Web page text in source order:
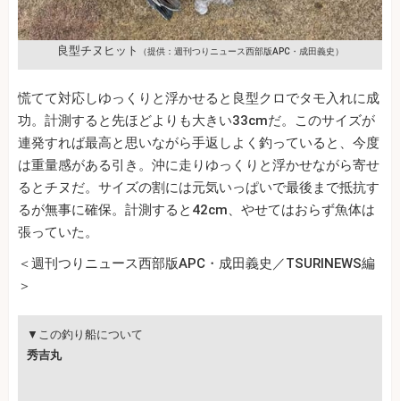
良型チヌヒット （提供：週刊つりニュース西部版APC・成田義史）
慌てて対応しゆっくりと浮かせると良型クロでタモ入れに成
功。計測すると先ほどよりも大きい33cmだ。このサイズが
連発すれば最高と思いながら手返しよく釣っていると、今度
は重量感がある引き。沖に走りゆっくりと浮かせながら寄せ
るとチヌだ。サイズの割には元気いっぱいで最後まで抵抗す
るが無事に確保。計測すると42cm、やせてはおらず魚体は
張っていた。
＜週刊つりニュース西部版APC・成田義史／TSURINEWS編
＞
▼この釣り船について
秀吉丸